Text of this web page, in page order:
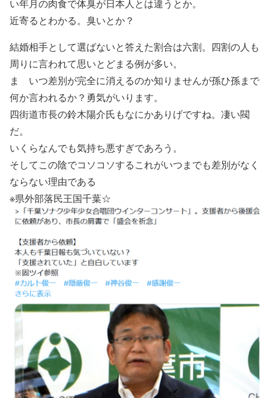
い年月の肉食で体臭が日本人とは違うとか。
近寄るとわかる。臭いとか？
結婚相手として選ばないと答えた割合は六割。四割の人も
周りに言われて思いとどまる例が多い。
ま いつ差別が完全に消えるのか知りませんが孫ひ孫まで
何か言われるか？勇気がいります。
四街道市長の鈴木陽介氏もなにかありげですね。凄い閥
だ。
いくらなんでも気持ち悪すぎであろう。
そしてこの陰でコソコソするこれがいつまでも差別がなく
ならない理由である
※県外部落民王国千葉☆